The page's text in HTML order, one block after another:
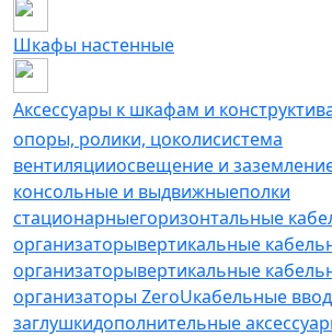
Шкафы настенные
Аксессуары к шкафам и
опоры, ролики, цоколиcистема
вентиляцииосвещение и
консольные и выдвижныеполки
стационарныегоризонтальные
организаторывертикальные
организаторывертикальные
организаторы ZeroUкабельные
заглушкидополнительные